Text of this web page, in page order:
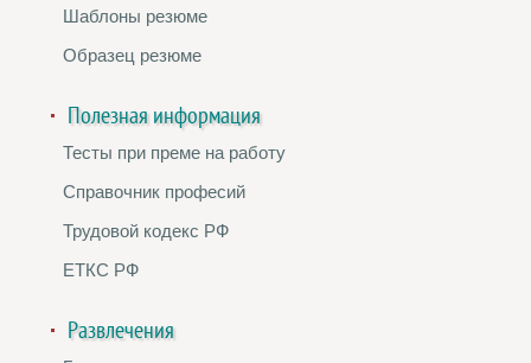
Шаблоны резюме
Образец резюме
Полезная информация
Тесты при преме на работу
Справочник професий
Трудовой кодекс РФ
ЕТКС РФ
Развлечения